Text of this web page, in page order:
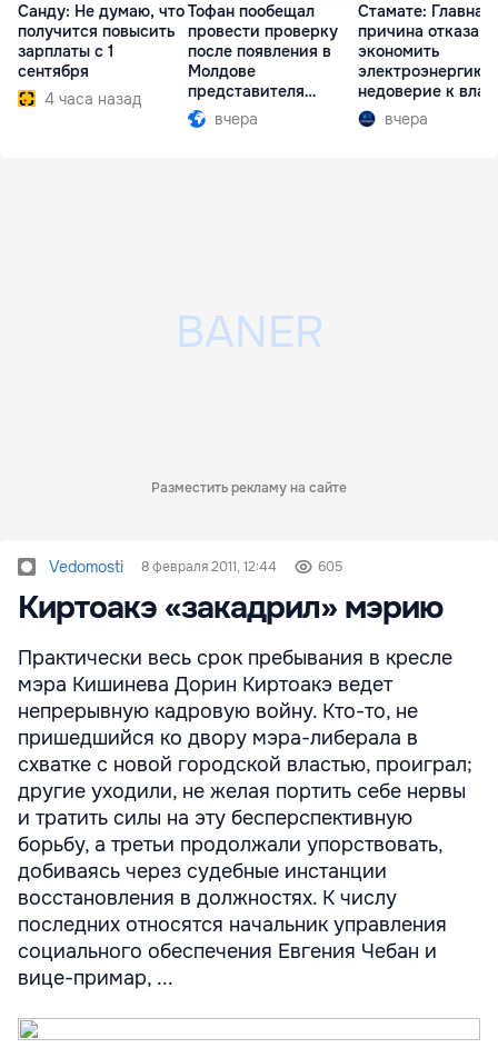
Санду: Не думаю, что
получится повысить
зарплаты с 1
сентября
4 часа назад
Тофан пообещал
провести проверку
после появления в
Молдове
представителя
Южной Осетии
вчера
Стамате: Главная
причина отказа
экономить
электроэнергию
недоверие к
вчера
Разместить рекламу на сайте
Vedomosti 8 февраля 2011, 12:44 605
Киртоакэ «закадрил» мэрию
Практически весь срок пребывания в кресле
мэра Кишинева Дорин Киртоакэ ведет
непрерывную кадровую войну. Кто-то, не
пришедшийся ко двору мэра-либерала в
схватке с новой городской властью, проиграл;
другие уходили, не желая портить себе нервы
и тратить силы на эту бесперспективную
борьбу, а третьи продолжали упорствовать,
добиваясь через судебные инстанции
восстановления в должностях. К числу
последних относятся начальник управления
социального обеспечения Евгения Чебан и
вице-примар, ...